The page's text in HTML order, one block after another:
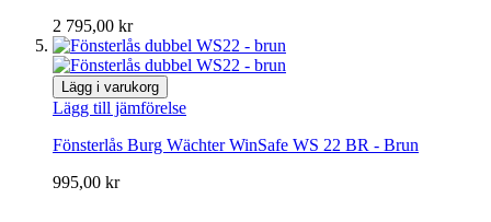
2 795,00 kr
Lägg i varukorg
Lägg till jämförelse
Fönsterlås Burg Wächter WinSafe WS 22 BR - Brun
995,00 kr